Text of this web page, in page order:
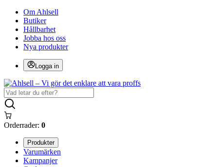
Om Ahlsell
Butiker
Hållbarhet
Jobba hos oss
Nya produkter
Logga in
Orderrader: 0
Produkter
Varumärken
Kampanjer